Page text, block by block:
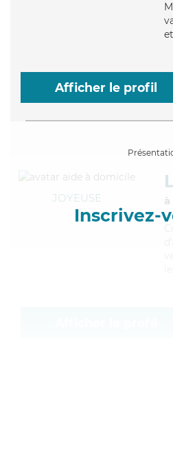
Afficher le profil
Inscrivez-
JOYEUSE